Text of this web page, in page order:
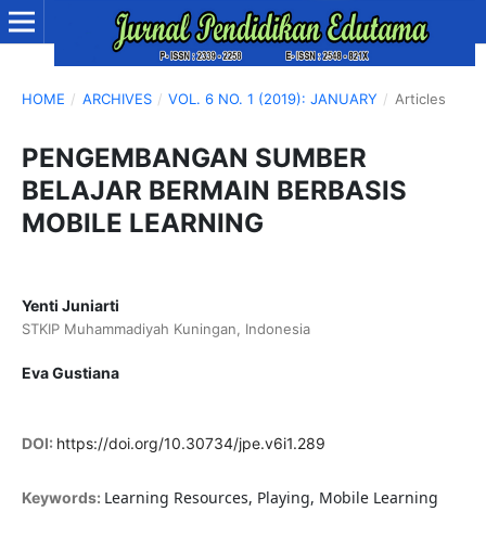
HOME / ARCHIVES / VOL. 6 NO. 1 (2019): JANUARY / Articles
PENGEMBANGAN SUMBER
BELAJAR BERMAIN BERBASIS
MOBILE LEARNING
Yenti Juniarti
STKIP Muhammadiyah Kuningan, Indonesia
Eva Gustiana
DOI: https://doi.org/10.30734/jpe.v6i1.289
Keywords: Learning Resources, Playing, Mobile Learning